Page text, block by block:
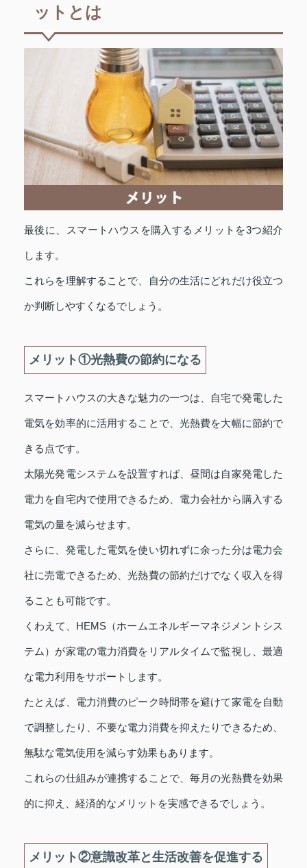
ットとは
最後に、スマートハウスを購入するメリットを3つ紹介
します。
これらを理解することで、自分の生活にどれだけ役立つ
か判断しやすくなるでしょう。
メリット①光熱費の節約になる
スマートハウスの大きな魅力の一つは、自宅で発電した
電気を効率的に活用することで、光熱費を大幅に節約で
きる点です。
太陽光発電システムを設置すれば、昼間は自家発電した
電力を自宅内で使用できるため、電力会社から購入する
電気の量を減らせます。
さらに、発電した電気を使い切れずに余った分は電力会
社に売電できるため、光熱費の節約だけでなく収入を得
ることも可能です。
くわえて、HEMS（ホームエネルギーマネジメントシス
テム）が家電の電力消費をリアルタイムで監視し、最適
な電力利用をサポートします。
たとえば、電力消費のピーク時間帯を避けて家電を自動
で調整したり、不要な電力消費を抑えたりできるため、
無駄な電気使用を減らす効果もあります。
これらの仕組みが連携することで、毎月の光熱費を効果
的に抑え、経済的なメリットを実感できるでしょう。
メリット②意識改革と生活改善を促進する